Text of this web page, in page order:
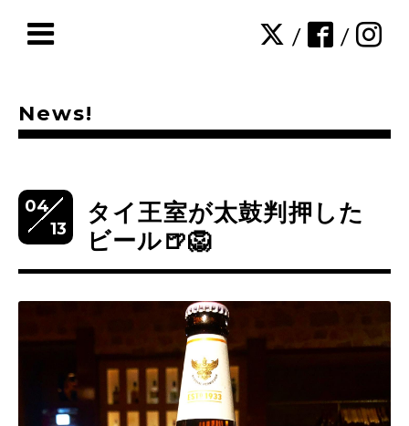
/ /
News!
04
13
タイ王室が太鼓判押した
ビール🍺🦁